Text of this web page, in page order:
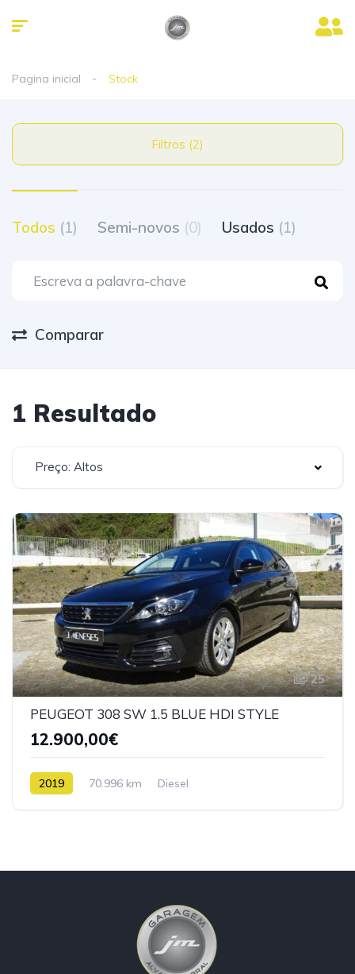
Pagina inicial Stock
Filtros (2)
Todos (1) Semi-novos (0) Usados (1)
Comparar
1 Resultado
Preço: Altos
25
PEUGEOT 308 SW 1.5 BLUE HDI STYLE
12.900,00€
2019 70.996 km Diesel